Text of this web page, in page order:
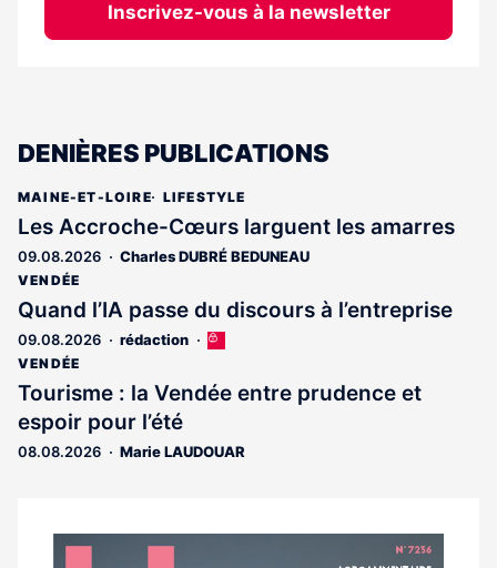
Inscrivez-vous à la newsletter
DENIÈRES PUBLICATIONS
MAINE-ET-LOIRE LIFESTYLE
Les Accroche-Cœurs larguent les amarres
09.08.2026 Charles DUBRÉ BEDUNEAU
VENDÉE
Quand l’IA passe du discours à l’entreprise
09.08.2026 rédaction
Cet
est
réservé
abonnés
VENDÉE
Tourisme : la Vendée entre prudence et
espoir pour l’été
08.08.2026 Marie LAUDOUAR
Notre